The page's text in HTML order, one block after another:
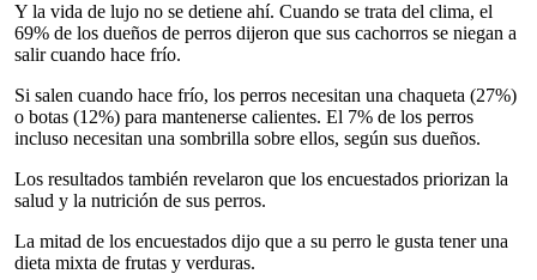
Y la vida de lujo no se detiene ahí. Cuando se trata del clima, el
69% de los dueños de perros dijeron que sus cachorros se niegan a
salir cuando hace frío.
Si salen cuando hace frío, los perros necesitan una chaqueta (27%)
o botas (12%) para mantenerse calientes. El 7% de los perros
incluso necesitan una sombrilla sobre ellos, según sus dueños.
Los resultados también revelaron que los encuestados priorizan la
salud y la nutrición de sus perros.
La mitad de los encuestados dijo que a su perro le gusta tener una
dieta mixta de frutas y verduras.